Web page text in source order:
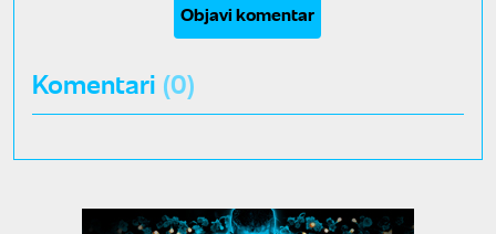
Objavi komentar
Komentari (0)